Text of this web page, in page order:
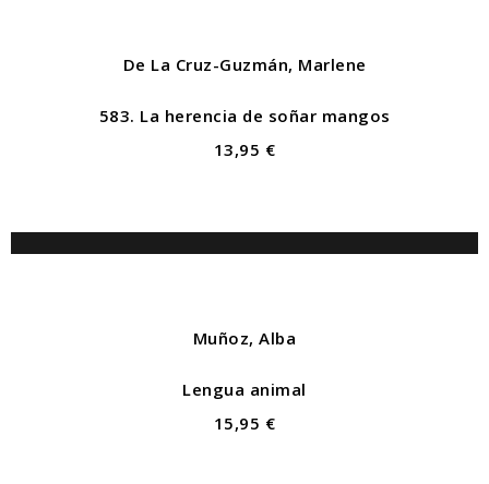
De La Cruz-Guzmán, Marlene
583. La herencia de soñar mangos
13,95 €
Muñoz, Alba
Lengua animal
15,95 €